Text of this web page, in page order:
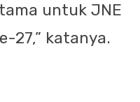
untuk JNE
27,” katanya.